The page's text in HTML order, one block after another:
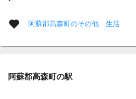
阿蘇郡高森町のその他 生活
阿蘇郡高森町の駅